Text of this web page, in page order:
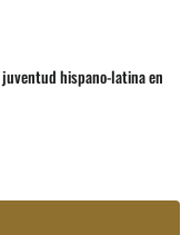
hispano-latina en